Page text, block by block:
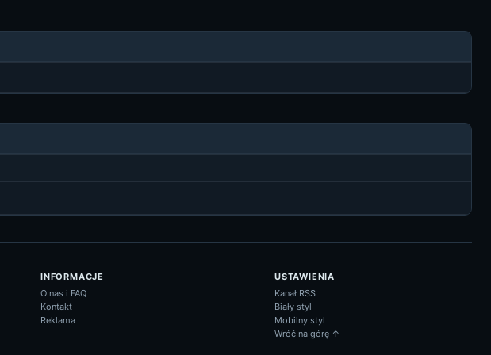
INFORMACJE
O nas i FAQ
Kontakt
Reklama
USTAWIENIA
Kanał RSS
Biały styl
Mobilny styl
Wróć na górę ↑